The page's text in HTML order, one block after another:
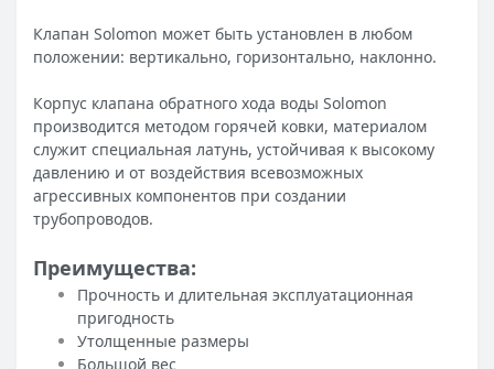
Клапан Solomon может быть установлен в любом
положении: вертикально, горизонтально, наклонно.
Корпус клапана обратного хода воды Solomon
производится методом горячей ковки, материалом
служит специальная латунь, устойчивая к высокому
давлению и от воздействия всевозможных
агрессивных компонентов при создании
трубопроводов.
Преимущества:
Прочность и длительная эксплуатационная
пригодность
Утолщенные размеры
Большой вес